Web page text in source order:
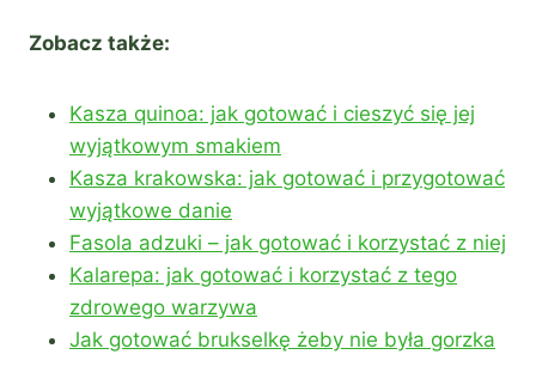
Zobacz także:
Kasza quinoa: jak gotować i cieszyć się jej
wyjątkowym smakiem
Kasza krakowska: jak gotować i przygotować
wyjątkowe danie
Fasola adzuki – jak gotować i korzystać z niej
Kalarepa: jak gotować i korzystać z tego
zdrowego warzywa
Jak gotować brukselkę żeby nie była gorzka